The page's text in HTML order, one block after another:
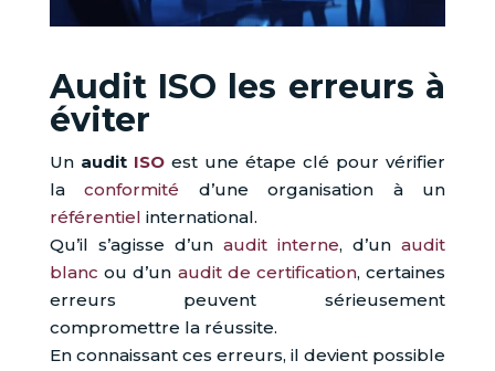
Audit ISO les erreurs à
éviter
Un audit ISOest une étape clé pour vérifier
laconformité d’une organisation à un
référentiel international.
Qu’il s’agisse d’un audit interne, d’unaudit
blanc ou d’un audit de certification, certaines
erreurs peuvent sérieusement
compromettre la réussite.
En connaissant ces erreurs, il devient possible